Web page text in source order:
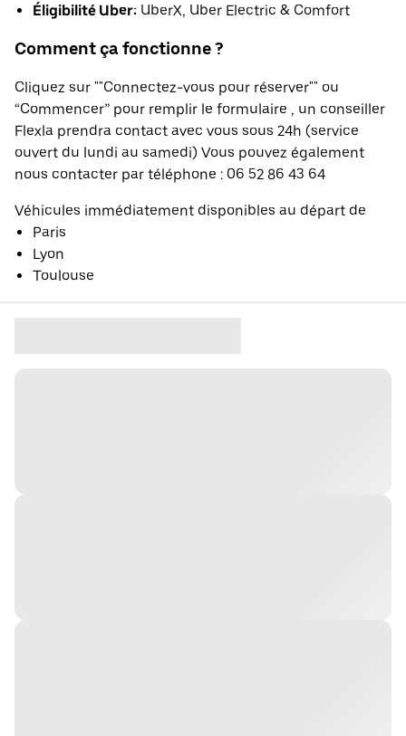
Éligibilité Uber: UberX, Uber Electric & Comfort
Comment ça fonctionne ?
Cliquez sur ""Connectez-vous pour réserver"" ou
“Commencer” pour remplir le formulaire , un conseiller
Flexla prendra contact avec vous sous 24h (service
ouvert du lundi au samedi) Vous pouvez également
nous contacter par téléphone : 06 52 86 43 64
Véhicules immédiatement disponibles au départ de
Paris
Lyon
Toulouse